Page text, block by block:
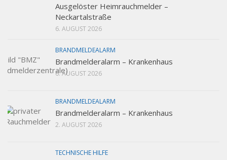
Ausgelöster Heimrauchmelder –
Neckartalstraße
6. AUGUST 2026
BRANDMELDEALARM
Brandmelderalarm – Krankenhaus
6. AUGUST 2026
BRANDMELDEALARM
Brandmelderalarm – Krankenhaus
2. AUGUST 2026
TECHNISCHE HILFE